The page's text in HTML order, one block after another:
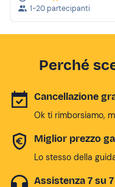
1-20 partecipanti
Perché
Cancellazione
Ok ti rimborsiamo,
Miglior prezzo
Lo stesso della
Assistenza 7 su 7